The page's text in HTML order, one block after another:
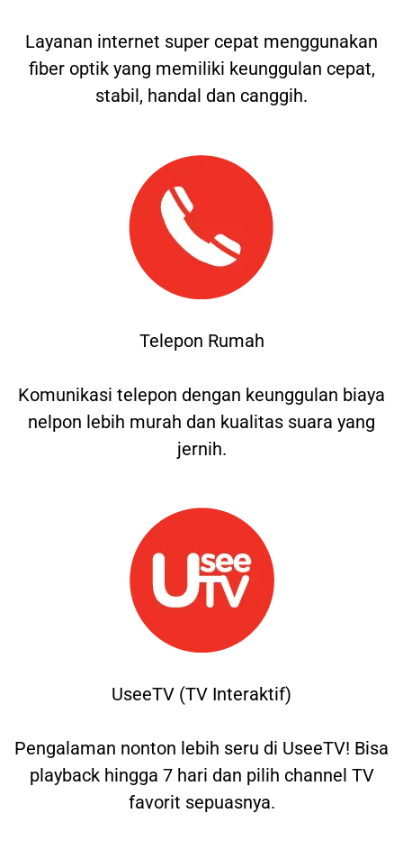
Layanan internet super cepat menggunakan
fiber optik yang memiliki keunggulan cepat,
stabil, handal dan canggih.
Telepon Rumah
Komunikasi telepon dengan keunggulan biaya
nelpon lebih murah dan kualitas suara yang
jernih.
UseeTV (TV Interaktif)
Pengalaman nonton lebih seru di UseeTV! Bisa
playback hingga 7 hari dan pilih channel TV
favorit sepuasnya.